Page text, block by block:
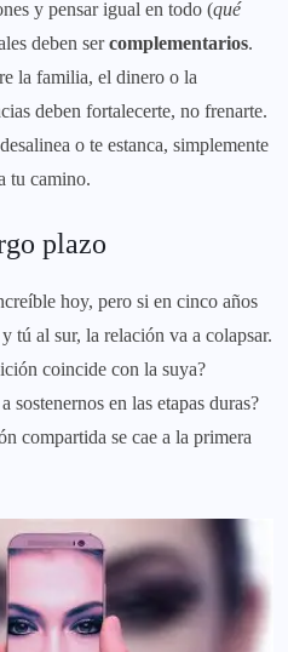
y pensar igual en todo (qué
deben sercomplementarios.
la familia, el dinero o la
deben fortalecerte, no frenarte.
o te estanca, simplemente
tu camino.
plazo
hoy, pero si en cinco años
tú al sur, la relación va a colapsar.
coincide con la suya?
sostenernos en las etapas duras?
compartida se cae a la primera